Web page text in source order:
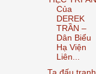
Của
DEREK
TRẦN –
Dân Biểu
Hạ Viện
Liên...